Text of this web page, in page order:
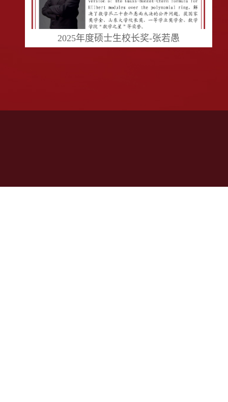
2025年度硕士生校长奖-张若愚